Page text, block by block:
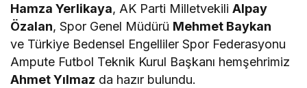
Hamza Yerlikaya, AK Parti MilletvekiliAlpay
Özalan, Spor Genel Müdürü Mehmet Baykan
ve Türkiye Bedensel Engelliler Spor Federasyonu
Ampute Futbol Teknik Kurul Başkanı hemşehrimiz
Ahmet Yılmaz da hazır bulundu.